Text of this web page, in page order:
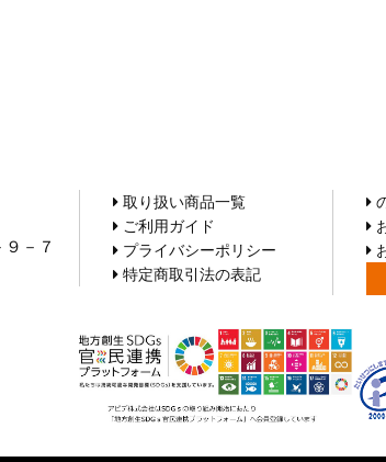
－７
取り扱い商品一覧
ご利用ガイド
プライバシーポリシー
特定商取引法の表記